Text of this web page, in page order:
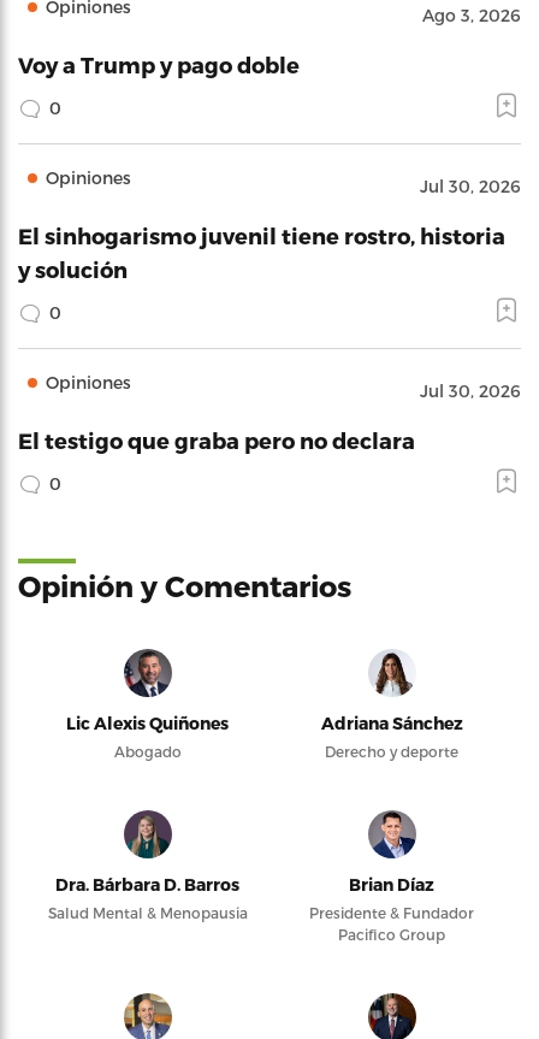
Opiniones Ago 3, 2026
Voy a Trump y pago doble
0
Opiniones Jul 30, 2026
El sinhogarismo juvenil tiene rostro, historia
y solución
0
Opiniones Jul 30, 2026
El testigo que graba pero no declara
0
Opinión y Comentarios
Lic Alexis Quiñones
Abogado
Adriana Sánchez
Derecho y deporte
Dra. Bárbara D. Barros
Salud Mental & Menopausia
Brian Díaz
Presidente & Fundador
Pacifico Group